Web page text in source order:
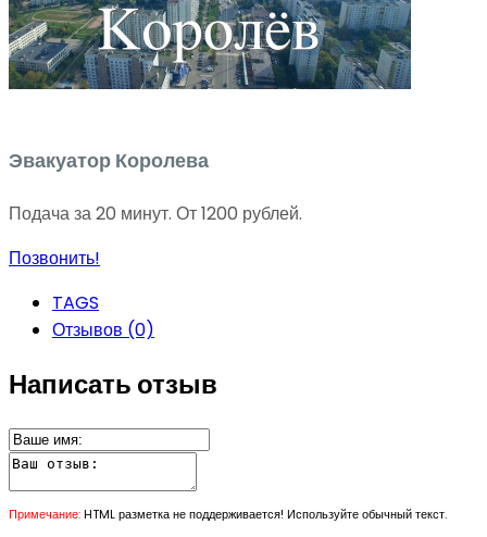
Эвакуатор Королева
Подача за 20 минут. От 1200 рублей.
Позвонить!
TAGS
Отзывов (0)
Написать отзыв
Примечание:HTML разметка не поддерживается! Используйте обычный текст.